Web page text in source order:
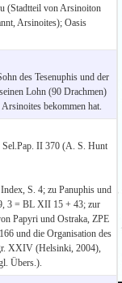
(Stadtteil von Arsinoiton
Arsinoites); Oasis
des Tesenuphis und der
Lohn (90 Drachmen)
bekommen hat.
II 370 (A. S. Hunt
S. 4; zu Panuphis und
3 = BL XII 15 + 43; zur
Papyri und Ostraka, ZPE
und die Organisation des
XXIV (Helsinki, 2004),
Übers.).